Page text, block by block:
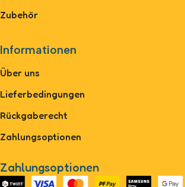
Zubehör
Informationen
Über uns
Lieferbedingungen
Rückgaberecht
Zahlungsoptionen
Zahlungsoptionen